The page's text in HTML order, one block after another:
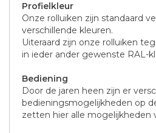
Profielkleur
Onze rolluiken zijn standaard
verschillende kleuren.
Uiteraard zijn onze rolluiken
in ieder ander gewenste RAL-
Bediening
Door de jaren heen zijn er
bedieningsmogelijkheden op
zetten hier alle mogelijkheden